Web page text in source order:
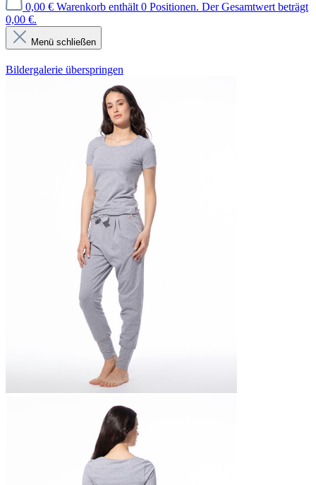
0,00 € Warenkorb enthält 0 Positionen. Der Gesamtwert beträgt
0,00 €.
Menü schließen
Bildergalerie überspringen